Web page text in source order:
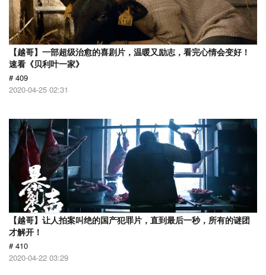
【越哥】一部超级治愈的喜剧片，温暖又励志，看完心情会变好！
速看《贝利叶一家》
# 409
2020-04-25 02:31
【越哥】让人拍案叫绝的国产犯罪片，直到最后一秒，所有的谜团
才解开！
# 410
2020-04-22 03:29